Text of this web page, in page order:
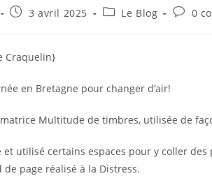
Publication
3 avril 2025
PostLe Blog 0
Craquelin}
en Bretagne pour changer d’air!
Multitude de timbres, utilisée de
et utilisé certains espaces pour y coller
page réalisé à la Distress.